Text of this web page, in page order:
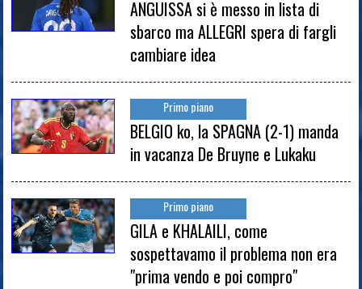
ANGUISSA si è messo in lista di
sbarco ma ALLEGRI spera di fargli
cambiare idea
Primo piano
BELGIO ko, la SPAGNA (2-1) manda
in vacanza De Bruyne e Lukaku
Primo piano
GILA e KHALAILI, come
sospettavamo il problema non era
"prima vendo e poi compro"